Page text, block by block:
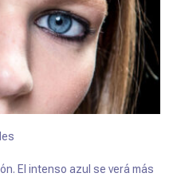
El intenso azul se verá más